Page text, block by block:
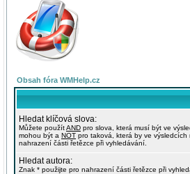
Obsah fóra WMHelp.cz
Hledat klíčová slova:
Můžete použítAND pro slova, která musí být ve
mohou být a NOT pro taková, která by ve
nahrazení části řetězce při vyhledávání.
Hledat autora:
Znak * použijte pro nahrazení části řetězce při